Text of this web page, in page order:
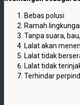
Bebas polusi
Ramah
Tanpa suara,
Lalat akan
Lalat tidak
Lalat tidak
Terhindar